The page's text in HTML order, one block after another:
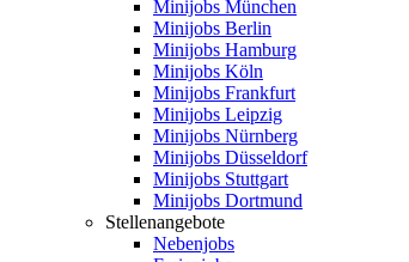
Minijobs München
Minijobs Berlin
Minijobs Hamburg
Minijobs Köln
Minijobs Frankfurt
Minijobs Leipzig
Minijobs Nürnberg
Minijobs Düsseldorf
Minijobs Stuttgart
Minijobs Dortmund
Stellenangebote
Nebenjobs